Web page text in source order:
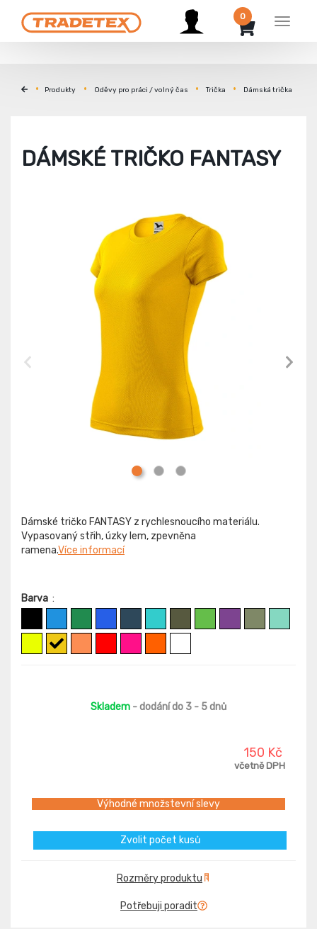
Menu
0
Produkty Oděvy pro práci / volný čas Trička Dámská trička
DÁMSKÉ TRIČKO FANTASY
Dámské tričko FANTASY z rychlesnoucího materiálu.
Vypasovaný střih, úzky lem, zpevněna
ramena.Více informací
Barva :
Skladem - dodání do 3 - 5 dnů
150 Kč
včetně DPH
Výhodné množstevní slevy
Zvolit počet kusů
Rozměry produktu
Potřebuji poradit